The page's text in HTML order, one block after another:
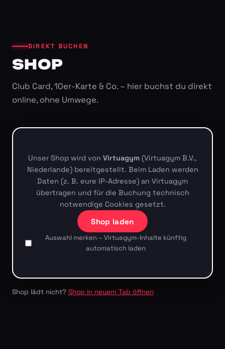
DIREKT BUCHEN
SHOP
Club Card, 10er-Karte & Co. – hier buchst du direkt
online, ohne Umwege.
Unser Shop wird von Virtuagym (Virtuagym B.V.,
Niederlande) bereitgestellt. Beim Laden werden
Daten (z. B. eure IP-Adresse) an Virtuagym
übertragen und für die Buchung technisch
notwendige Cookies gesetzt.
Shop laden
Auswahl merken – Virtuagym-Inhalte künftig
automatisch laden
Shop lädt nicht? Shop in neuem Tab öffnen